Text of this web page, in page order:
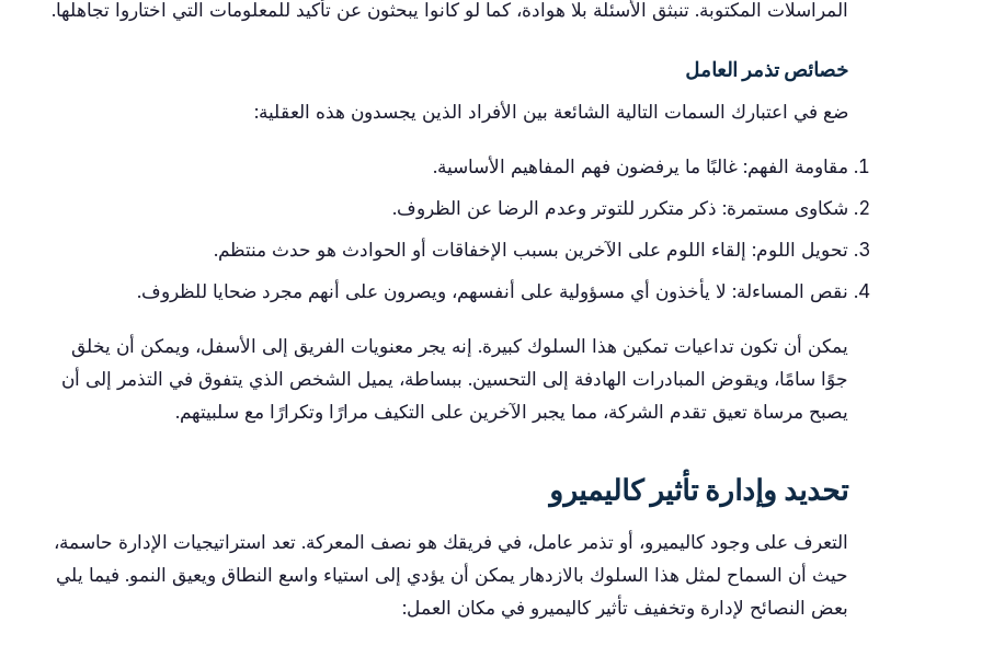
المراسلات المكتوبة. تنبثق الأسئلة بلا هوادة، كما لو كانوا يبحثون عن تأكيد للمعلومات التي اختاروا تجاهلها.
خصائص تذمر العامل
ضع في اعتبارك السمات التالية الشائعة بين الأفراد الذين يجسدون هذه العقلية:
مقاومة الفهم: غالبًا ما يرفضون فهم المفاهيم الأساسية.
شكاوى مستمرة: ذكر متكرر للتوتر وعدم الرضا عن الظروف.
تحويل اللوم: إلقاء اللوم على الآخرين بسبب الإخفاقات أو الحوادث هو حدث منتظم.
نقص المساءلة: لا يأخذون أي مسؤولية على أنفسهم، ويصرون على أنهم مجرد ضحايا للظروف.
يمكن أن تكون تداعيات تمكين هذا السلوك كبيرة. إنه يجر معنويات الفريق إلى الأسفل، ويمكن أن يخلق
جوًا سامًا، ويقوض المبادرات الهادفة إلى التحسين. ببساطة، يميل الشخص الذي يتفوق في التذمر إلى أن
يصبح مرساة تعيق تقدم الشركة، مما يجبر الآخرين على التكيف مرارًا وتكرارًا مع سلبيتهم.
تحديد وإدارة تأثير كاليميرو
التعرف على وجود كاليميرو، أو تذمر عامل، في فريقك هو نصف المعركة. تعد استراتيجيات الإدارة حاسمة،
حيث أن السماح لمثل هذا السلوك بالازدهار يمكن أن يؤدي إلى استياء واسع النطاق ويعيق النمو. فيما يلي
بعض النصائح لإدارة وتخفيف تأثير كاليميرو في مكان العمل: